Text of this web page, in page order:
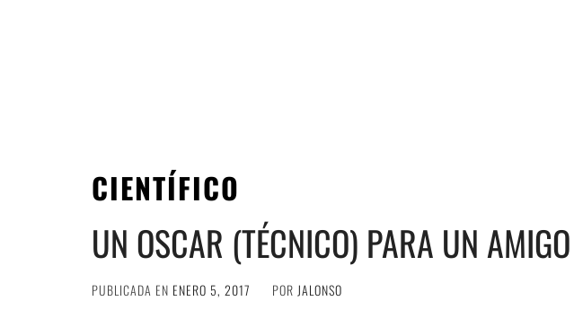
CIENTÍFICO
UN OSCAR (TÉCNICO) PARA UN AMIGO
PUBLICADA EN ENERO 5, 2017 POR JALONSO